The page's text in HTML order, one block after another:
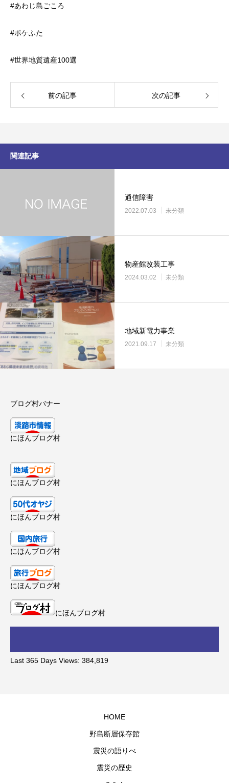
#あわじ島ごころ
#ポケふた
#世界地質遺産100選
前の記事 次の記事
関連記事
通信障害
2022.07.03 未分類
物産館改装工事
2024.03.02 未分類
地域新電力事業
2021.09.17 未分類
ブログ村バナー
にほんブログ村
にほんブログ村
にほんブログ村
にほんブログ村
にほんブログ村
にほんブログ村
Last 365 Days Views: 384,819
HOME
野島断層保存館
震災の語りべ
震災の歴史